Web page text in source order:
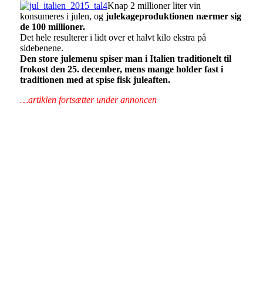
Knap 2 millioner liter vin
konsumeres i julen, og julekageproduktionen nærmer sig
de 100 millioner.
Det hele resulterer i lidt over et halvt kilo ekstra på
sidebenene.
Den store julemenu spiser man i Italien traditionelt til
frokost den 25. december, mens mange holder fast i
traditionen med at spise fisk juleaften.
…artiklen fortsætter under annoncen